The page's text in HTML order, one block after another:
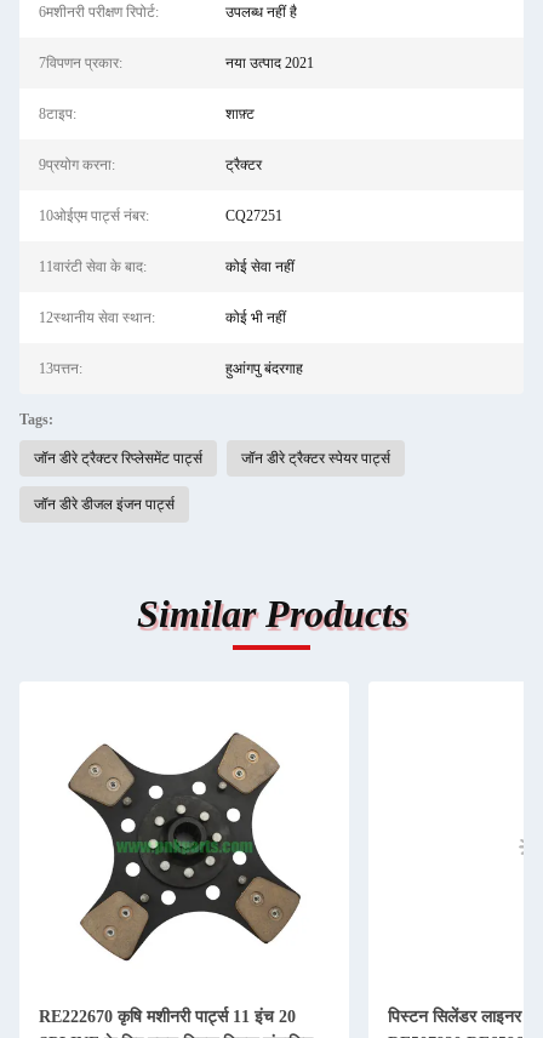
6मशीनरी परीक्षण रिपोर्ट: उपलब्ध नहीं है
7विपणन प्रकार: नया उत्पाद 2021
8टाइप: शाफ़्ट
9प्रयोग करना: ट्रैक्टर
10ओईएम पार्ट्स नंबर: CQ27251
11वारंटी सेवा के बाद: कोई सेवा नहीं
12स्थानीय सेवा स्थान: कोई भी नहीं
13पत्तन: हुआंगपु बंदरगाह
Tags:
जॉन डीरे ट्रैक्टर रिप्लेसमेंट पार्ट्स जॉन डीरे ट्रैक्टर स्पेयर पार्ट्स
जॉन डीरे डीजल इंजन पार्ट्स
Similar Products
RE222670 कृषि मशीनरी पार्ट्स 11 इंच 20
पिस्टन सिलेंडर लाइनर